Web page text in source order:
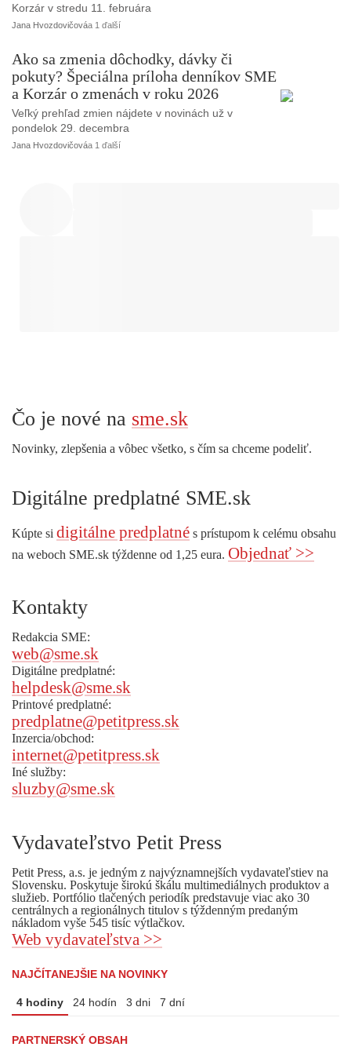
Korzár v stredu 11. februára
Jana Hvozdovičováa 1 ďalší
Ako sa zmenia dôchodky, dávky či
pokuty? Špeciálna príloha denníkov SME
a Korzár o zmenách v roku 2026
Veľký prehľad zmien nájdete v novinách už v
pondelok 29. decembra
Jana Hvozdovičováa 1 ďalší
Čo je nové na sme.sk
Novinky, zlepšenia a vôbec všetko, s čím sa chceme podeliť.
Digitálne predplatné SME.sk
Kúpte si digitálne predplatné s prístupom k celému obsahu
na weboch SME.sk týždenne od 1,25 eura. Objednať >>
Kontakty
Redakcia SME:
web@sme.sk
Digitálne predplatné:
helpdesk@sme.sk
Printové predplatné:
predplatne@petitpress.sk
Inzercia/obchod:
internet@petitpress.sk
Iné služby:
sluzby@sme.sk
Vydavateľstvo Petit Press
Petit Press, a.s. je jedným z najvýznamnejších vydavateľstiev na
Slovensku. Poskytuje širokú škálu multimediálnych produktov a
služieb. Portfólio tlačených periodík predstavuje viac ako 30
centrálnych a regionálnych titulov s týždenným predaným
nákladom vyše 545 tisíc výtlačkov.
Web vydavateľstva >>
NAJČÍTANEJŠIE NA NOVINKY
4 hodiny 24 hodín 3 dni 7 dní
PARTNERSKÝ OBSAH